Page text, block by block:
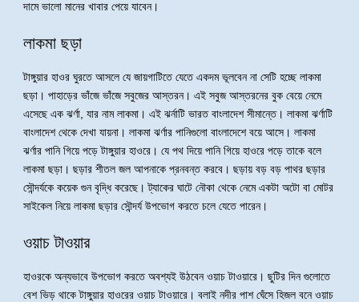
দামে ভালো মানের খাবার পেয়ে যাবেন।
লাকমা ছড়া
টাঙ্গুয়ার হাওর ঘুরতে আসলে যে জায়গাটিতে যেতে একদম ভূলবেন না সেটি হচ্ছে লাকমা
ছড়া। পাহাড়ের ভাঁজে ভাঁজে সবুজের আস্তরন। এই সবুজ আস্তরনের বুক বেয়ে নেমে
এসেছে এক ঝর্ণা, যার নাম লাকমা। এই ঝর্নাটি ভারত বাংলাদেশ সীমান্তে। লাকমা ঝর্ণাটি
বাংলাদেশ থেকে দেখা যায়না। লাকমা ঝর্ণার পানিগুলো বাংলাদেশে বয়ে আসে। লাকমা
ঝর্ণার পানি গিয়ে পড়ে টাঙ্গুয়ার হাওরে। যে পথ দিয়ে পানি গিয়ে হাওরে পড়ে তাকে বলে
লাকমা ছড়া। ছড়ার শীতল জল আপনাকে প্রনবন্ত করবে। ছড়ায় বড় বড় পাথর ছড়ার
সৌন্দর্যকে কয়েক গুন বৃদ্ধি করেছে। ট্যাকের ঘাটে নৌকা থেকে নেমে একটা অটো বা মোটর
সাইকেল নিয়ে লাকমা ছড়ার সৌন্দর্য উপভোগ করতে চলে যেতে পারেন।
ওয়াচ টাওয়ার
হাওরকে অন্যভাবে উপভোগ করতে অবশ্যই উঠবেন ওয়াচ টাওয়ারে। ছুটির দিন গুলোতে
বেশ ভিড় থাকে টাঙ্গুয়ার হাওরের ওয়াচ টাওয়ারে। বলাই নদীর পাশ ঘেঁসে হিজল বনে ওয়াচ